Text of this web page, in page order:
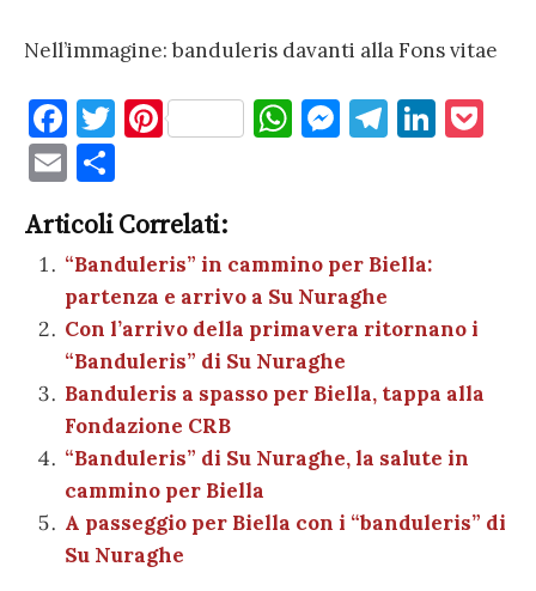
Nell’immagine: banduleris davanti alla Fons vitae
F
a
c
e
b
o
o
k
T
te
r
Pi
es
t
W
A
p
p
M
g
er
T
a
Li
E
m
ai
l
n
di
vi
di
Articoli Correlati:
“Banduleris” in cammino per Biella:
partenza e arrivo a Su Nuraghe
Con l’arrivo della primavera ritornano i
“Banduleris” di Su Nuraghe
Banduleris a spasso per Biella, tappa alla
Fondazione CRB
“Banduleris” di Su Nuraghe, la salute in
cammino per Biella
A passeggio per Biella con i “banduleris” di
Su Nuraghe